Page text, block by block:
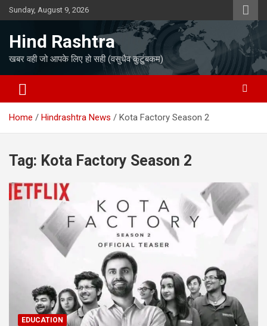
Skip
to
Sunday, August 9, 2026
Hind Rashtra
खबर वही जो आपके लिए हो सही (वसुधैव कुटुंबकम)
Home Hindrashtra News Kota Factory Season 2
Tag: Kota Factory Season 2
EDUCATION